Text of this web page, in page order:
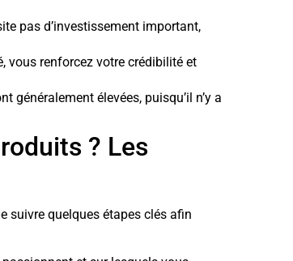
pas d’investissement important,
vous renforcez votre crédibilité et
généralement élevées, puisqu’il n’y a
? Les
suivre quelques étapes clés afin